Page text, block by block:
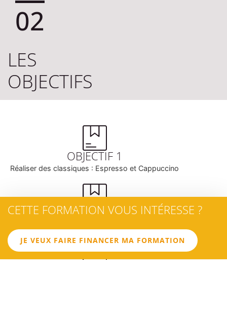
02
LES
OBJECTIFS
OBJECTIF 1
Réaliser des classiques : Espresso et Cappuccino
OBJECTIF 2
CETTE FORMATION VOUS INTÉRESSE ?
JE VEUX FAIRE FINANCER MA FORMATION